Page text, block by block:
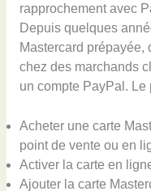
rapprochement avec
Depuis quelques
Mastercard
chez des marchands
un compte PayPal. Le
Acheter une carte
point de vente ou en
Activer la carte en
Ajouter la carte